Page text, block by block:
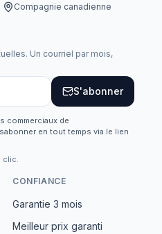
Compagnie canadienne
Un courriel par mois,
S'abonner
commerciaux de
en tout temps via le lien
clic.
CONFIANCE
Garantie 3 mois
Meilleur prix garanti